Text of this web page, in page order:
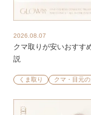
2026.08.07
クマ取りが安いおすす
説
くま取り クマ・目元